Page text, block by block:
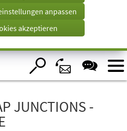
anpassen
akzeptieren
JUNCTIONS -